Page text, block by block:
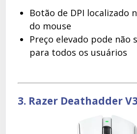
Botão de DPI localizado
do mouse
Preço elevado pode não
para todos os usuários
3. Razer Deathadder